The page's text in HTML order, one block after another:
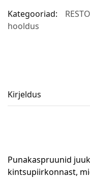
Kategooriad:
hooldus
Kirjeldus
Punakaspruunid
kintsupiirkonnast,